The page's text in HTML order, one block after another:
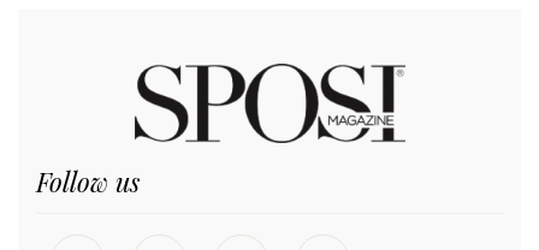
Follow us